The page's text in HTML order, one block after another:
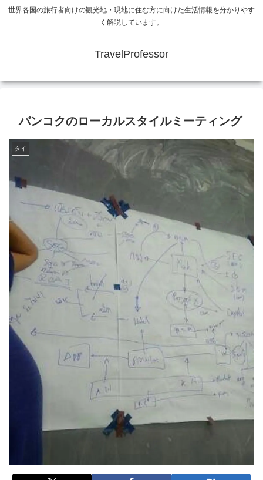
世界各国の旅行者向けの観光地・現地に住む方に向けた生活情報を分かりやす
く解説しています。
TravelProfessor
バンコクのローカルスタイルミーティング
タイ